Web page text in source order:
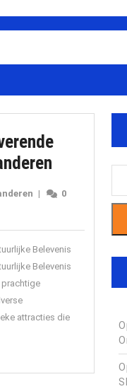
Verdwalen
het
Doolhof
van
Vlaanderen
onlinevlaanderen
|
0
Belevenis
Belevenis
prachtige
attracties die